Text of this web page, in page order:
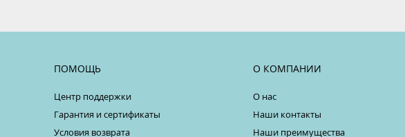
ПОМОЩЬ
Центр поддержки
Гарантия и сертификаты
Условия возврата
О КОМПАНИИ
О нас
Наши контакты
Наши преимущества